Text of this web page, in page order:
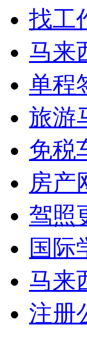
找工
马来
单程
旅游
免税
房产
驾照
国际
马来
注册